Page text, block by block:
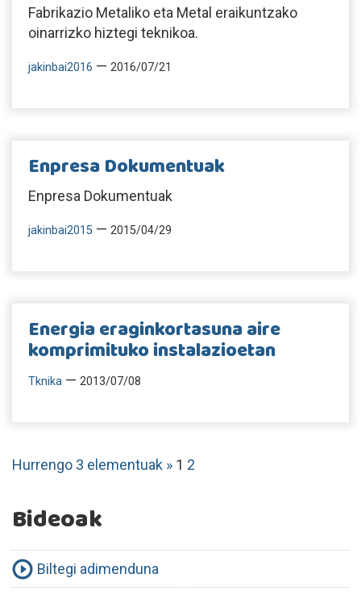
Fabrikazio Metaliko eta Metal eraikuntzako
oinarrizko hiztegi teknikoa.
jakinbai2016 — 2016/07/21
Enpresa Dokumentuak
Enpresa Dokumentuak
jakinbai2015 — 2015/04/29
Energia eraginkortasuna aire
komprimituko instalazioetan
Tknika — 2013/07/08
Hurrengo 3 elementuak » 1 2
Bideoak
Biltegi adimenduna